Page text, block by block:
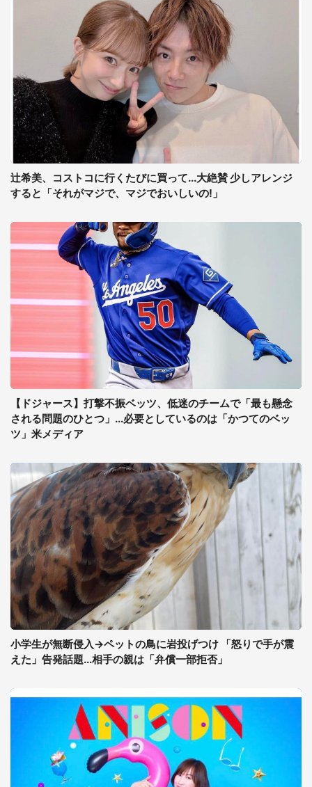
辻希美、コストコに行くたびに買って...大絶賛 少しアレンジ
すると「それがマジで、マジでおいしいの!」
【ドジャース】打撃不振ベッツ、低迷のチームで「最も懸念
される問題のひとつ」...必要としているのは「かつてのベッ
ツ」米メディア
小学生が無断侵入→ペットの鳥に岩投げつけ 「怒りで手が震
えた」告発話題...相手の親は「弁償一部拒否」